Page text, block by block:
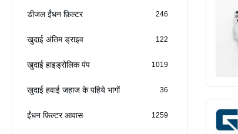
डीजल ईंधन फ़िल्टर 246
खुदाई अंतिम ड्राइव 122
खुदाई हाइड्रोलिक पंप 1019
खुदाई हवाई जहाज के पहिये भागों 36
ईंधन फ़िल्टर आवास 1259